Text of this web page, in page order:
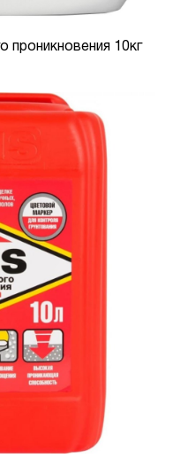
проникновения 10кг